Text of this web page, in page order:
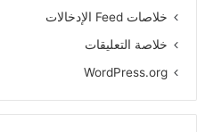
خلاصات Feed الإدخالات
خلاصة التعليقات
WordPress.org